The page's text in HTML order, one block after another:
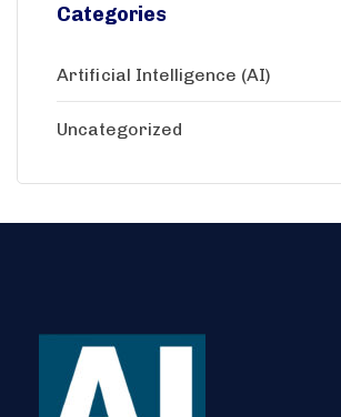
Categories
Artificial Intelligence (AI)
Uncategorized